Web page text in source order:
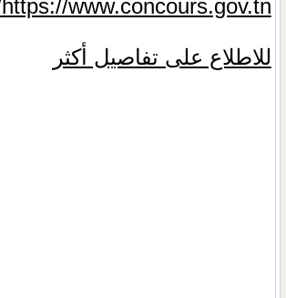
https://www.concours.gov.tn/
للاطلاع على تفاصيل أكثر